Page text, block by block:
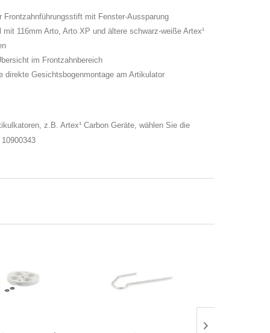
Frontzahnführungsstift mit Fenster-Aussparung
mit 116mm Arto, Arto XP und ältere schwarz-weiße Artex¹
im Frontzahnbereich
direkte Gesichtsbogenmontage am Artikulator
z.B. Artex¹ Carbon Geräte, wählen Sie die